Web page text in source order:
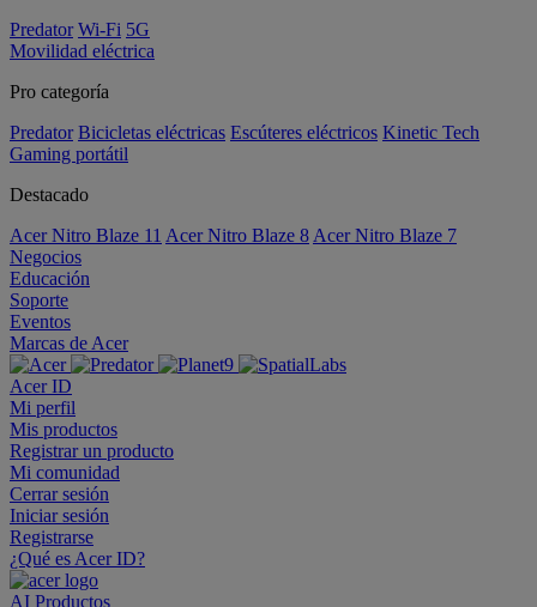
Predator Wi-Fi 5G
Movilidad eléctrica
Pro categoría
Predator Bicicletas eléctricas Escúteres eléctricos Kinetic Tech
Gaming portátil
Destacado
Acer Nitro Blaze 11 Acer Nitro Blaze 8 Acer Nitro Blaze 7
Negocios
Educación
Soporte
Eventos
Marcas de Acer
Acer ID
Mi perfil
Mis productos
Registrar un producto
Mi comunidad
Cerrar sesión
Iniciar sesión
Registrarse
¿Qué es Acer ID?
AI Productos